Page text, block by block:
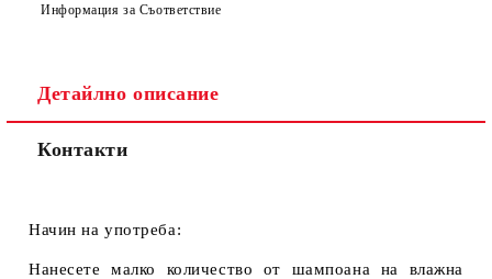
Информация за Съответствие
Детайлно описание
Контакти
Начин на употреба:
Нанесете малко количество от шампоана на влажна